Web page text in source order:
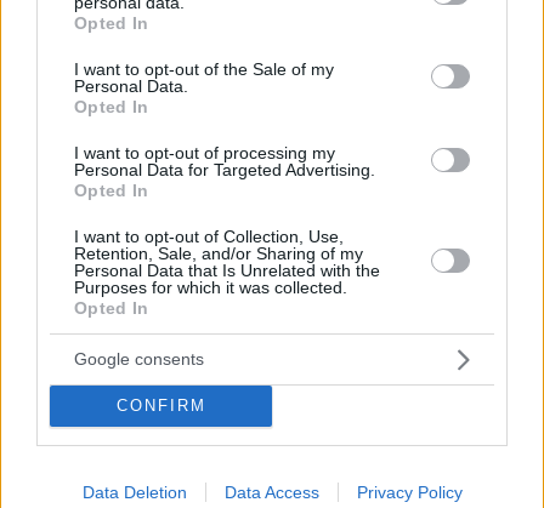
grant or deny consent to Google and its third-party tags to
use your data for below specified purposes in below Google
consent section.
Opted In
I want to opt-out of the Sale of my
Personal Data.
Opted In
I want to opt-out of processing my
Personal Data for Targeted Advertising.
Opted In
I want to opt-out of Collection, Use,
Retention, Sale, and/or Sharing of my
Personal Data that Is Unrelated with the
Purposes for which it was collected.
Opted In
Google consents
CONFIRM
Data Deletion Data Access Privacy Policy
07.08.2026, 12:51
Games
Cut The Rope
ΔΕΙΤΕ ΟΛΑ ΤΑ GAMES